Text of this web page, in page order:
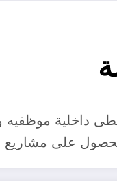
داخلية موظفيه
على مشاريع